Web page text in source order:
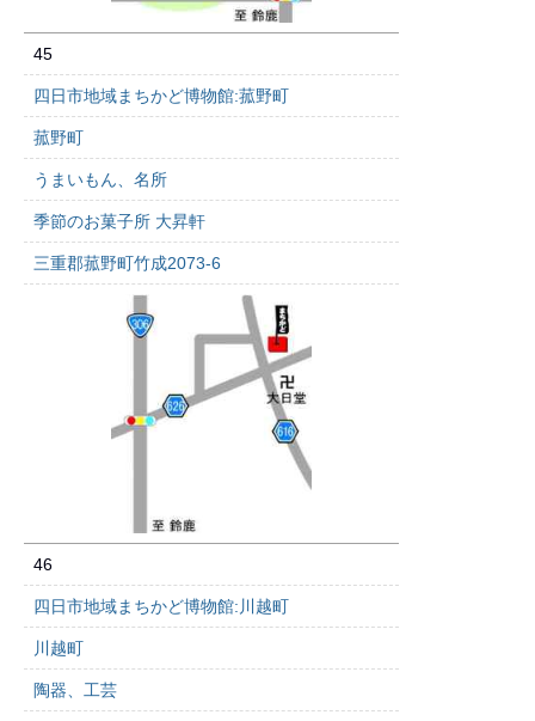
45
四日市地域まちかど博物館:菰野町
菰野町
うまいもん、名所
季節のお菓子所 大昇軒
三重郡菰野町竹成2073-6
46
四日市地域まちかど博物館:川越町
川越町
陶器、工芸